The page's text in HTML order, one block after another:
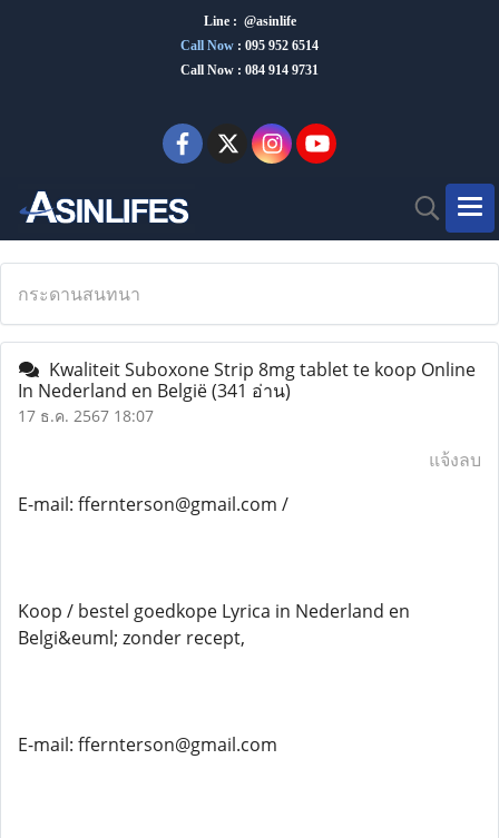
Line : @asinlife
Call Now : 095 952 6514
Call Now : 084 914 9731
กระดานสนทนา
Kwaliteit Suboxone Strip 8mg tablet te koop Online
In Nederland en België(341 อ่าน)
17 ธ.ค. 2567 18:07
แจ้งลบ
E-mail: ffernterson@gmail.com /
Koop / bestel goedkope Lyrica in Nederland en
Belgi&euml; zonder recept,
E-mail: ffernterson@gmail.com